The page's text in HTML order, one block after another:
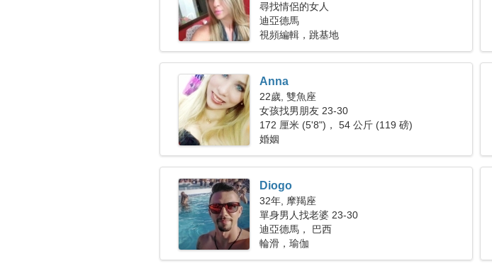
尋找情侶的女人
迪亞德馬
視頻編輯，跳基地
Anna
22歲, 雙魚座
女孩找男朋友 23-30
172 厘米 (5'8")， 54 公斤 (119 磅)
婚姻
Diogo
32年, 摩羯座
單身男人找老婆 23-30
迪亞德馬， 巴西
輪滑，瑜伽